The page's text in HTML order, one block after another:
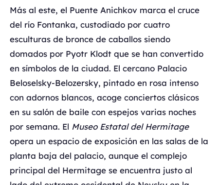
Más al este, el Puente Anichkov marca el cruce
del río Fontanka, custodiado por cuatro
esculturas de bronce de caballos siendo
domados por Pyotr Klodt que se han convertido
en símbolos de la ciudad. El cercano Palacio
Beloselsky-Belozersky, pintado en rosa intenso
con adornos blancos, acoge conciertos clásicos
en su salón de baile con espejos varias noches
por semana. El Museo Estatal del Hermitage
opera un espacio de exposición en las salas de la
planta baja del palacio, aunque el complejo
principal del Hermitage se encuentra justo al